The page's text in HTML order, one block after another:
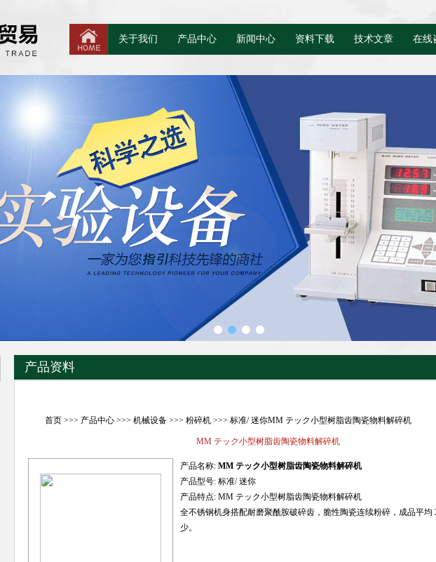
关于我们 产品中心 新闻中心 资料下载 技术文章 在线
产品资料
首页>>> 产品中心>>> 机械设备>>> 粉碎机>>> 标准/ 迷你MM テック小型树脂齿陶瓷物料解碎机
MM テック小型树脂齿陶瓷物料解碎机
产品名称: MM テック小型树脂齿陶瓷物料解碎机
产品型号: 标准/ 迷你
产品特点: MM テック小型树脂齿陶瓷物料解碎机
全不锈钢机身搭配耐磨聚酰胺破碎齿，脆性陶瓷连续粉碎，成品平均
少。